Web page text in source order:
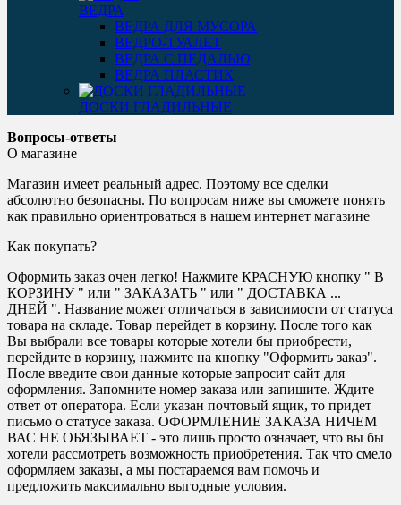
ВЕДРА
ВЕДРА ДЛЯ МУСОРА
ВЕДРО-ТУАЛЕТ
ВЕДРА С ПЕДАЛЬЮ
ВЕДРА ПЛАСТИК
ДОСКИ ГЛАДИЛЬНЫЕ
Вопросы-ответы
О магазине
Магазин имеет реальный адрес. Поэтому все сделки
абсолютно безопасны. По вопросам ниже вы сможете понять
как правильно ориентроваться в нашем интернет магазине
Как покупать?
Оформить заказ очен легко! Нажмите КРАСНУЮ кнопку " В
КОРЗИНУ " или " ЗАКАЗАТЬ " или " ДОСТАВКА ...
ДНЕЙ ". Название может отличаться в зависимости от статуса
товара на складе. Товар перейдет в корзину. После того как
Вы выбрали все товары которые хотели бы приобрести,
перейдите в корзину, нажмите на кнопку "Оформить заказ".
После введите свои данные которые запросит сайт для
оформления. Запомните номер заказа или запишите. Ждите
ответ от оператора. Если указан почтовый ящик, то придет
письмо о статусе заказа. ОФОРМЛЕНИЕ ЗАКАЗА НИЧЕМ
ВАС НЕ ОБЯЗЫВАЕТ - это лишь просто означает, что вы бы
хотели рассмотреть возможность приобретения. Так что смело
оформляем заказы, а мы постараемся вам помочь и
предложить максимально выгодные условия.